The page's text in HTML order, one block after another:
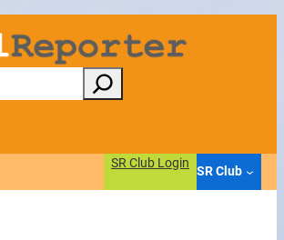
SR Club Login
SR Club